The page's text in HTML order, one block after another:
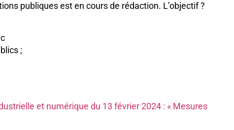
publiques est en cours de rédaction. L’objectif ?
;
et numérique du 13 février 2024 : « Mesures